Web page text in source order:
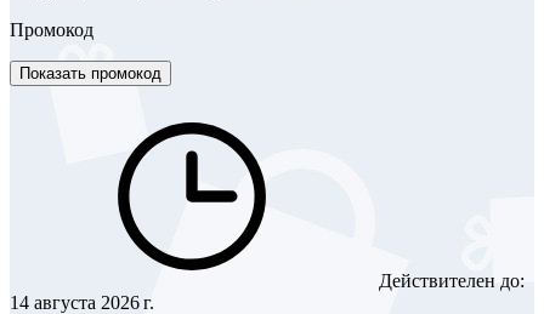
Промокод
Показать промокод
Действителен до:
14 августа 2026 г.